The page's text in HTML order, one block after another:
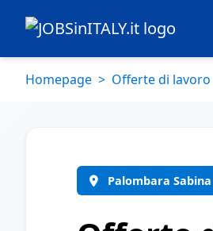
Homepage Offerte di lavoro
Palombara Sabina